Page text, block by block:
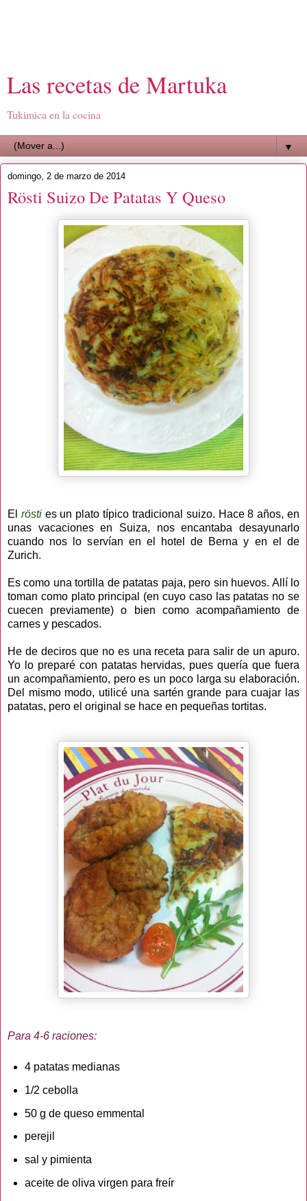
Las recetas de Martuka
Tukimica en la cocina
▼
domingo, 2 de marzo de 2014
Rösti Suizo De Patatas Y Queso
El rösti es un plato típico tradicional suizo. Hace 8 años, en
unas vacaciones en Suiza, nos encantaba desayunarlo
cuando nos lo servían en el hotel de Berna y en el de
Zurich.
Es como una tortilla de patatas paja, pero sin huevos. Allí lo
toman como plato principal (en cuyo caso las patatas no se
cuecen previamente) o bien como acompañamiento de
carnes y pescados.
He de deciros que no es una receta para salir de un apuro.
Yo lo preparé con patatas hervidas, pues quería que fuera
un acompañamiento, pero es un poco larga su elaboración.
Del mismo modo, utilicé una sartén grande para cuajar las
patatas, pero el original se hace en pequeñas tortitas.
Para 4-6 raciones:
4 patatas medianas
1/2 cebolla
50 g de queso emmental
perejil
sal y pimienta
aceite de oliva virgen para freír